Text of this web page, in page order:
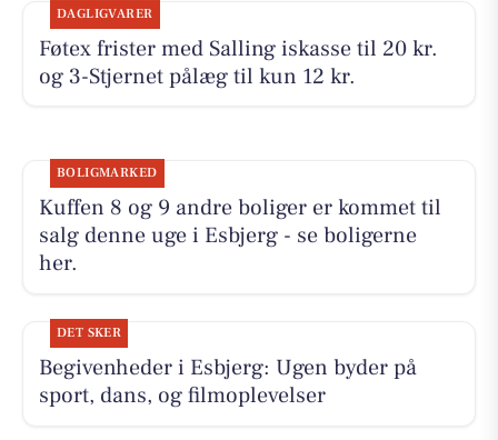
DAGLIGVARER
Føtex frister med Salling iskasse til 20 kr.
og 3-Stjernet pålæg til kun 12 kr.
BOLIGMARKED
Kuffen 8 og 9 andre boliger er kommet til
salg denne uge i Esbjerg - se boligerne
her.
DET SKER
Begivenheder i Esbjerg: Ugen byder på
sport, dans, og filmoplevelser